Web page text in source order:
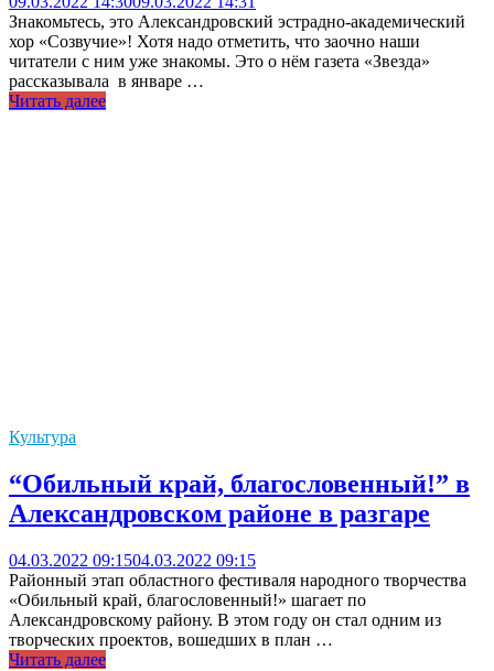
Знакомьтесь, это Александровский эстрадно-академический
хор «Созвучие»! Хотя надо отметить, что заочно наши
читатели с ним уже знакомы. Это о нём газета «Звезда»
рассказывала в январе …
Читать далее
Культура
“Обильный край, благословенный!” в
Александровском районе в разгаре
04.03.2022 09:1504.03.2022 09:15
Районный этап областного фестиваля народного творчества
«Обильный край, благословенный!» шагает по
Александровскому району. В этом году он стал одним из
творческих проектов, вошедших в план …
Читать далее